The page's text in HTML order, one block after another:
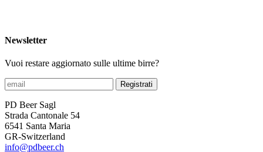
Newsletter
Vuoi restare aggiornato sulle ultime birre?
Registrati
PD Beer Sagl
Strada Cantonale 54
6541 Santa Maria
GR-Switzerland
info@pdbeer.ch